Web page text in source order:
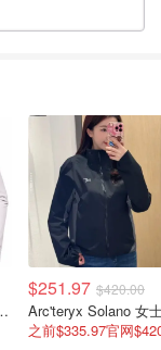
袖运动上衣
$251.97 $420.00